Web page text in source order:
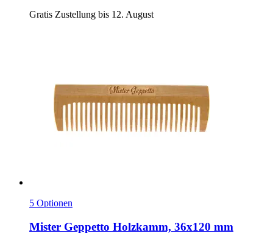
Gratis Zustellung bis 12. August
5 Optionen
Mister Geppetto Holzkamm, 36x120 mm